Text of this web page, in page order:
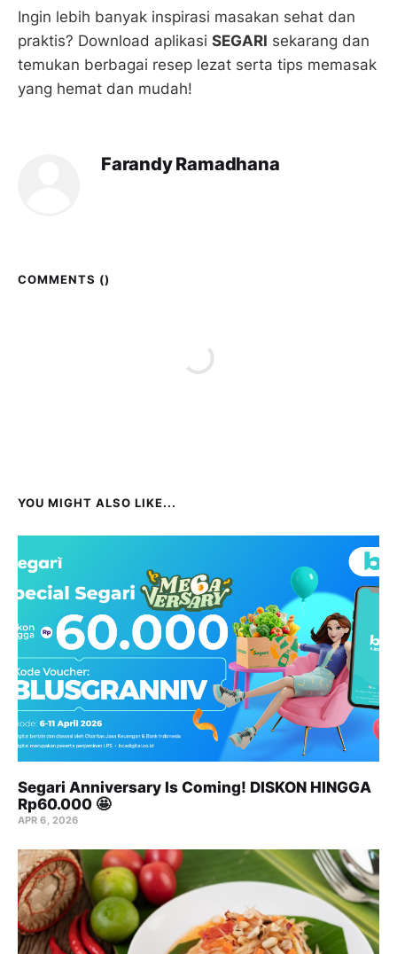
Ingin lebih banyak inspirasi masakan sehat dan
praktis? Download aplikasi SEGARI sekarang dan
temukan berbagai resep lezat serta tips memasak
yang hemat dan mudah!
Farandy Ramadhana
COMMENTS ()
YOU MIGHT ALSO LIKE...
Segari Anniversary Is Coming! DISKON HINGGA
Rp60.000 🤩
APR 6, 2026